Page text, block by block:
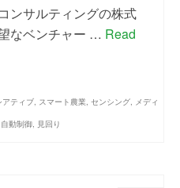
ンサルティングの株式
なベンチャー … Read
アティブ, スマート農業, センシング, メディ
自動制御, 見回り